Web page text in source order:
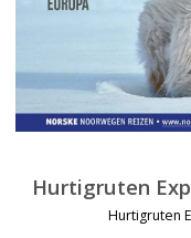
Hurtigruten
Hurtigruten